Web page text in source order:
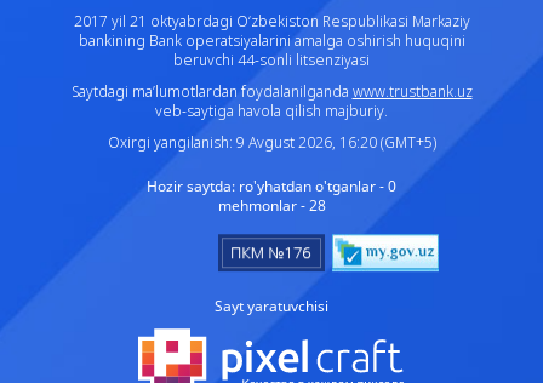
2017 yil 21 oktyabrdagi O‘zbekiston Respublikasi Markaziy
bankining Bank operatsiyalarini amalga oshirish huquqini
beruvchi 44-sonli litsenziyasi
Saytdagi ma’lumotlardan foydalanilganda www.trustbank.uz
veb-saytiga havola qilish majburiy.
Oxirgi yangilanish: 9 Avgust 2026, 16:20 (GMT+5)
Hozir saytda: ro'yhatdan o'tganlar - 0
mehmonlar - 28
Sayt yaratuvchisi